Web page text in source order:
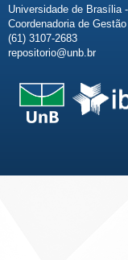
Universidade de Brasília
Coordenadoria de
(61) 3107-2683
repositorio@unb.br